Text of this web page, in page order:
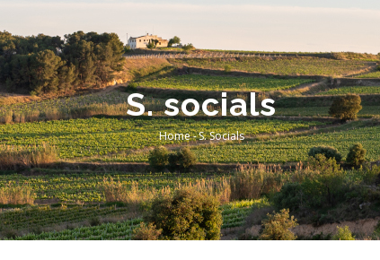
S. socials
Breadcrumb
Home-S. Socials